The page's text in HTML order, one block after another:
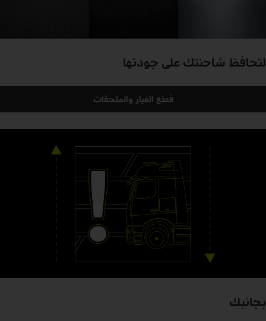
لتحافظ شاحنتك على جودتها
قطع الغيار والملحقات
بجانبك